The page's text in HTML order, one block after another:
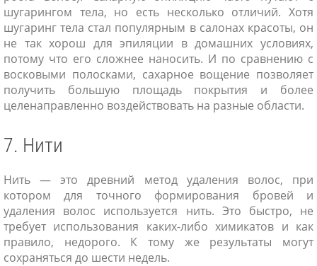
шугарингом тела, но есть несколько отличий. Хотя
шугаринг тела стал популярным в салонах красоты, он
не так хорош для эпиляции в домашних условиях,
потому что его сложнее наносить. И по сравнению с
восковыми полосками, сахарное вощение позволяет
получить большую площадь покрытия и более
целенаправленно воздействовать на разные области.
7. Нити
Нить — это древний метод удаления волос, при
котором для точного формирования бровей и
удаления волос используется нить. Это быстро, не
требует использования каких-либо химикатов и как
правило, недорого. К тому же результаты могут
сохраняться до шести недель.